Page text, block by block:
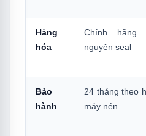
3 — Power Cool
Lạnh Nhanh Khi
5 — Thiết Kế
Hàng
hóa
Chính hãng
nguyên seal
Bảo
hành
24 tháng theo
máy nén